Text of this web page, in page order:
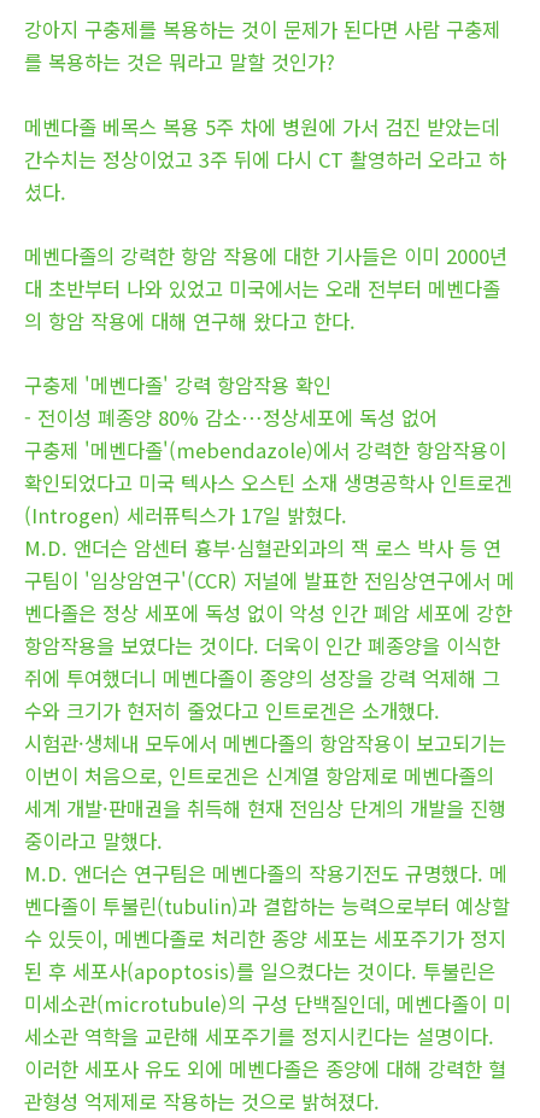
강아지 구충제를 복용하는 것이 문제가 된다면 사람 구충제
를 복용하는 것은 뭐라고 말할 것인가?
메벤다졸 베목스 복용 5주 차에 병원에 가서 검진 받았는데
간수치는 정상이었고 3주 뒤에 다시 CT 촬영하러 오라고 하
셨다.
메벤다졸의 강력한 항암 작용에 대한 기사들은 이미 2000년
대 초반부터 나와 있었고 미국에서는 오래 전부터 메벤다졸
의 항암 작용에 대해 연구해 왔다고 한다.
구충제 '메벤다졸' 강력 항암작용 확인
- 전이성 폐종양 80% 감소…정상세포에 독성 없어
구충제 '메벤다졸'(mebendazole)에서 강력한 항암작용이
확인되었다고 미국 텍사스 오스틴 소재 생명공학사 인트로겐
(Introgen) 세러퓨틱스가 17일 밝혔다.
M.D. 앤더슨 암센터 흉부·심혈관외과의 잭 로스 박사 등 연
구팀이 '임상암연구'(CCR) 저널에 발표한 전임상연구에서 메
벤다졸은 정상 세포에 독성 없이 악성 인간 폐암 세포에 강한
항암작용을 보였다는 것이다. 더욱이 인간 폐종양을 이식한
쥐에 투여했더니 메벤다졸이 종양의 성장을 강력 억제해 그
수와 크기가 현저히 줄었다고 인트로겐은 소개했다.
시험관·생체내 모두에서 메벤다졸의 항암작용이 보고되기는
이번이 처음으로, 인트로겐은 신계열 항암제로 메벤다졸의
세계 개발·판매권을 취득해 현재 전임상 단계의 개발을 진행
중이라고 말했다.
M.D. 앤더슨 연구팀은 메벤다졸의 작용기전도 규명했다. 메
벤다졸이 투불린(tubulin)과 결합하는 능력으로부터 예상할
수 있듯이, 메벤다졸로 처리한 종양 세포는 세포주기가 정지
된 후 세포사(apoptosis)를 일으켰다는 것이다. 투불린은
미세소관(microtubule)의 구성 단백질인데, 메벤다졸이 미
세소관 역학을 교란해 세포주기를 정지시킨다는 설명이다.
이러한 세포사 유도 외에 메벤다졸은 종양에 대해 강력한 혈
관형성 억제제로 작용하는 것으로 밝혀졌다.